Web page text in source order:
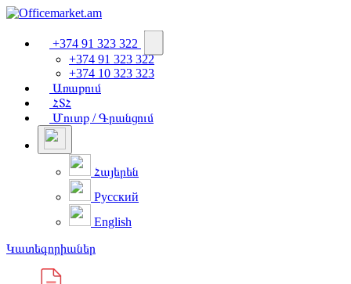
+374 91 323 322
+374 91 323 322
+374 10 323 323
Առաքում
ՀՏՀ
Մուտք / Գրանցում
Հայերեն
Русский
English
Կատեգորիաներ